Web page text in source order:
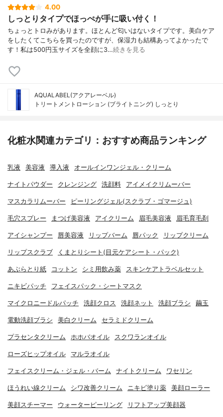
4.00
しっとりタイプでほっぺが手に吸い付く！
ちょっとトロみがあります。ほとんど匂いはないタイプです。美白ケア
をしたくてこちらを買ったのですが、保湿力も結構あってよかったで
す！私は500円玉サイズを全顔に3…続きを見る
AQUALABEL(アクアレーベル)
トリートメントローション (ブライトニング) しっとり
化粧水関連カテゴリ：おすすめ商品ランキング
乳液 美容液 導入液 オールインワンジェル・クリーム
ナイトパウダー クレンジング 洗顔料 アイメイクリムーバー
マスカラリムーバー ピーリングジェル(スクラブ・ゴマージュ)
毛穴スプレー まつげ美容液 アイクリーム 眉毛美容液 眉毛育毛剤
アイシャンプー 唇美容液 リップバーム 唇パック リップクリーム
リップスクラブ くまとりシート(目元ケアシート・パック)
あぶらとり紙 コットン シミ用飲み薬 スキンケアトラベルセット
ニキビパッチ フェイスパック・シートマスク
マイクロニードルパッチ 洗顔クロス 洗顔ネット 洗顔ブラシ 繭玉
電動洗顔ブラシ 美白クリーム セラミドクリーム
プラセンタクリーム ホホバオイル スクワランオイル
ローズヒップオイル マルラオイル
フェイスクリーム・ジェル・バーム ナイトクリーム ワセリン
ほうれい線クリーム シワ改善クリーム ニキビ塗り薬 美顔ローラー
美顔スチーマー ウォーターピーリング リフトアップ美顔器